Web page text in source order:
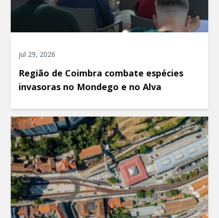
jul 29, 2026
Região de Coimbra combate espécies
invasoras no Mondego e no Alva